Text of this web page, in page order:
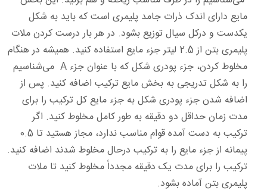
مایع دارای اندک ذرات جامد پلیمری است که باید به شکل
یکدست و درکل سیال توزیع بشود. در هر بار درست کردن ملات
پلیمری بتن از 2.5 لیتر جزء مایع استفاده کنید. همیشه در هنگام
مخلوط کردن، جزء پودری شکل که با عنوان جزء A می‌شناسیم
را به شکل تدریجی به بخش مایع ترکیب اضافه کنید. پس‌ از
اضافه شدن جزء پودری شکل به جزء مایع کل ترکیب را برای
مدت‌ زمان حداقل دو دقیقه به ‌طور کامل مخلوط کنید. اگر
ترکیب به ‌دست‌ آمده قوام مناسب ندارد، مجاز هستید تا 0.5
پیمانه از جزء مایع را به ترکیب درحال مخلوط شدند اضافه کنید.
ترکیب را برای مدت یک دقیقه مجدداً مخلوط کنید تا ملات
پلیمری بتن آماده بشود.